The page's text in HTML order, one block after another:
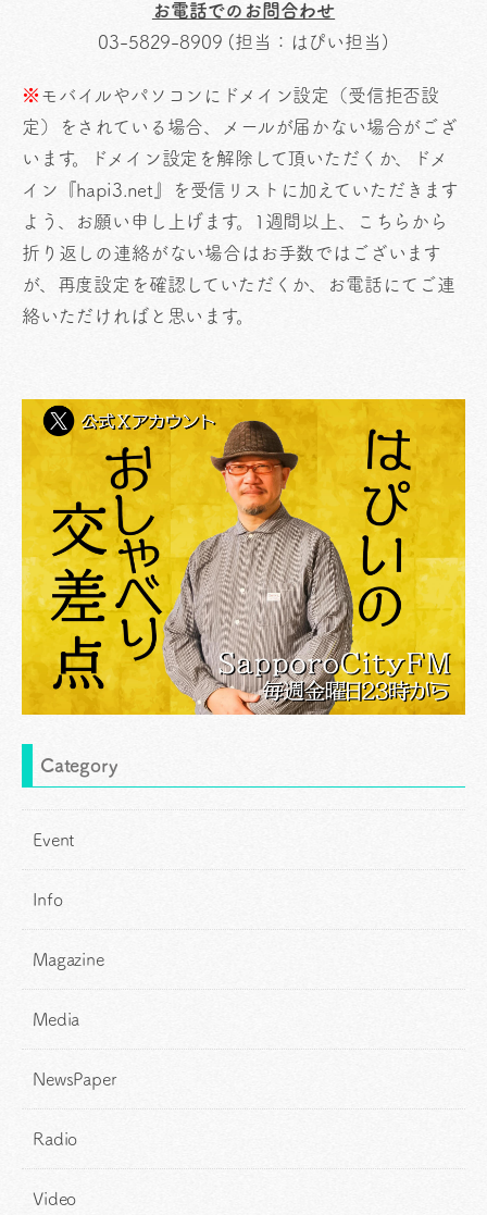
お電話でのお問合わせ
03-5829-8909 (担当：はぴい担当)
※ モバイルやパソコンにドメイン設定（受信拒否設
定）をされている場合、メールが届かない場合がござ
います。ドメイン設定を解除して頂いただくか、ドメ
イン『hapi3.net』を受信リストに加えていただきます
よう、お願い申し上げます。1週間以上、こちらから
折り返しの連絡がない場合はお手数ではございます
が、再度設定を確認していただくか、お電話にてご連
絡いただければと思います。
Category
Event
Info
Magazine
Media
NewsPaper
Radio
Video